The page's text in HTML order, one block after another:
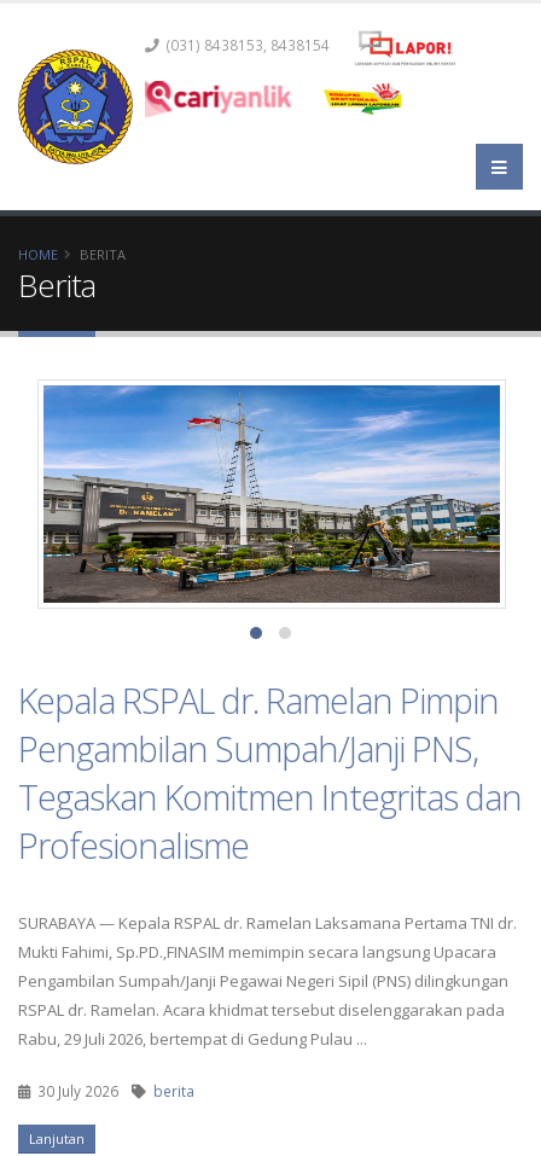
(031) 8438153, 8438154
HOME BERITA
Berita
Kepala RSPAL dr. Ramelan Pimpin
Pengambilan Sumpah/Janji PNS,
Tegaskan Komitmen Integritas dan
Profesionalisme
SURABAYA — Kepala RSPAL dr. Ramelan Laksamana Pertama TNI dr.
Mukti Fahimi, Sp.PD.,FINASIM memimpin secara langsung Upacara
Pengambilan Sumpah/Janji Pegawai Negeri Sipil (PNS) dilingkungan
RSPAL dr. Ramelan. Acara khidmat tersebut diselenggarakan pada
Rabu, 29 Juli 2026, bertempat di Gedung Pulau ...
30 July 2026 berita
Lanjutan